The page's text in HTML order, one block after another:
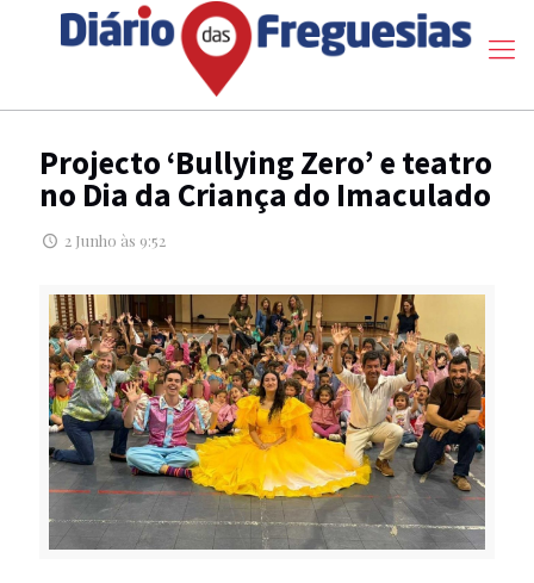
Projecto ‘Bullying Zero’ e teatro
no Dia da Criança do Imaculado
2 Junho às 9:52